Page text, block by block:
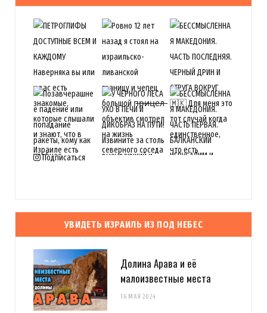
Подписаться
УВИДЕТЬ ИЗРАИЛЬ ИЗ ПОД НЕБЕС
Долина Арава и её
малоизвестные места
16 МАЯ 2024